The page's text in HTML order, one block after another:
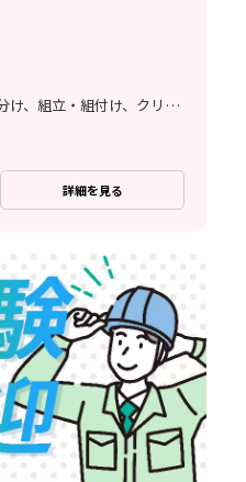
軽作業、検査、梱包・仕分け、組立・組付け、クリーンルーム、立ち作業
詳細を見る